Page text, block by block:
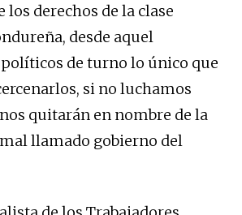
los derechos de la clase
desde aquel
de turno lo único que
si no luchamos
quitarán en nombre de la
llamado gobierno del